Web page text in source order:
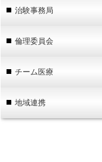
治験事務局
倫理委員会
チーム医療
地域連携